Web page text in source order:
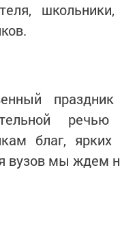
благ,
вузов мы ждем